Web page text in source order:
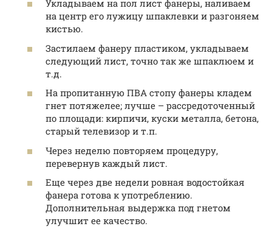
Укладываем на пол лист фанеры, наливаем
на центр его лужицу шпаклевки и разгоняем
кистью.
Застилаем фанеру пластиком, укладываем
следующий лист, точно так же шпаклюем и
т.д.
На пропитанную ПВА стопу фанеры кладем
гнет потяжелее; лучше – рассредоточенный
по площади: кирпичи, куски металла, бетона,
старый телевизор и т.п.
Через неделю повторяем процедуру,
перевернув каждый лист.
Еще через две недели ровная водостойкая
фанера готова к употреблению.
Дополнительная выдержка под гнетом
улучшит ее качество.